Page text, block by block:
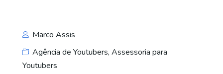
Marco Assis
Agência de Youtubers, Assessoria para
Youtubers